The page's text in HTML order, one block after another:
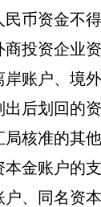
民币资金不
商投资企业
岸账户、境
出后划回的
核准的其他
本金账户的
户、同名资